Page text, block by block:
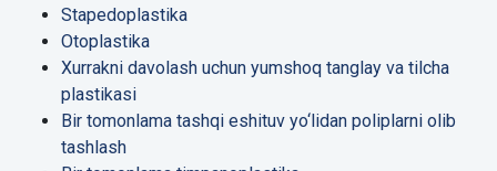
Stapedoplastika
Otoplastika
Xurrakni davolash uchun yumshoq tanglay va tilcha
plastikasi
Bir tomonlama tashqi eshituv yo‘lidan poliplarni olib
tashlash